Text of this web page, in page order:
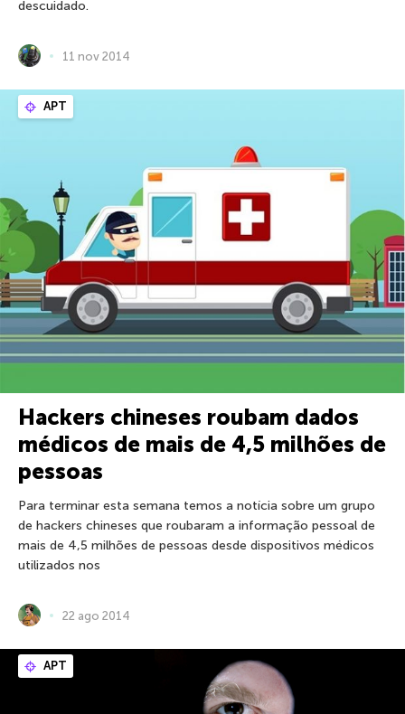
descuidado.
11 nov 2014
APT
Hackers chineses roubam dados
médicos de mais de 4,5 milhões de
pessoas
Para terminar esta semana temos a notícia sobre um grupo
de hackers chineses que roubaram a informação pessoal de
mais de 4,5 milhões de pessoas desde dispositivos médicos
utilizados nos
22 ago 2014
APT